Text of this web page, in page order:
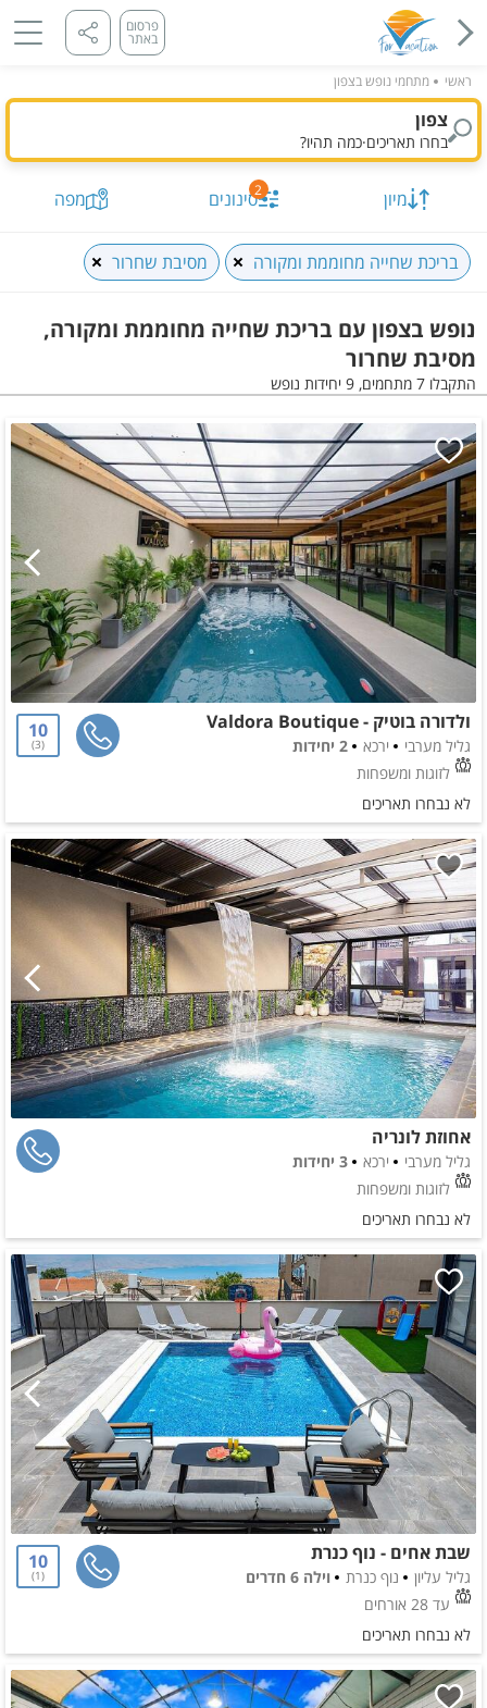
פרסום
באתר
ראשי מתחמי נופש בצפון
צפון
בחרו תאריכים·כמה תהיו?
מיון 2סינונים מפה
בריכת שחייה מחוממת ומקורה מסיבת שחרור
נופש בצפון עם בריכת שחייה מחוממת ומקורה,
מסיבת שחרור
התקבלו 7 מתחמים, 9 יחידות נופש
כמות נופשים וחדרים מיון לפי התקבלו7
סינונים שנבחרו
הצג על
מפה
ולדורה בוטיק - Valdora Boutique
גליל מערבי ירכא
2 יחידות
לזוגות ומשפחות
10
3
לא נבחרו תאריכים
אחוזת לונריה
גליל מערבי ירכא
3 יחידות
לזוגות ומשפחות
לא נבחרו תאריכים
שבת אחים - נוף כנרת
גליל עליון נוף כנרת
וילה 6 חדרים
עד 28 אורחים
10
1
לא נבחרו תאריכים